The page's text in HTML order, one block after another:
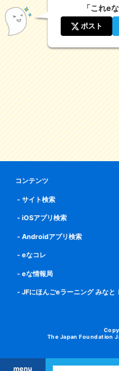
menu
「これe
ポスト
コンテンツ
サイト検索
iOSアプリ検索
Androidアプリ検索
eなコレ
eな情報局
JFにほんごeラーニング みなと
The Japan Foundation